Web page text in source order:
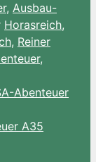
, Ausbau-
Horasreich,
, Reiner
,
Abenteuer
A35